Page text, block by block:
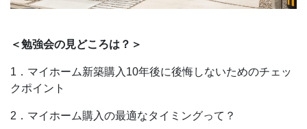
＜勉強会の見どころは？＞
1．マイホーム新築購入10年後に後悔しないためのチェッ
クポイント
2．マイホーム購入の最適なタイミングって？